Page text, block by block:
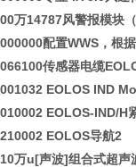
万14787风警报模块
配置WWS，根
传感器电缆
EOLOS IND
EOLOS-IND/H
EOLOS导航2
万u[声波]组合式超声